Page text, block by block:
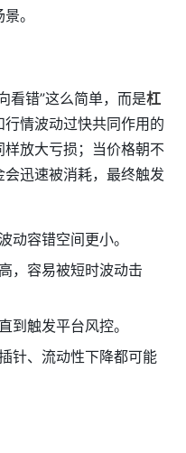
。
看错”这么简单，而是杠
情波动过快共同作用的
放大亏损；当价格朝不
迅速被消耗，最终触发
动容错空间更小。
，容易被短时波动击
到触发平台风控。
针、流动性下降都可能